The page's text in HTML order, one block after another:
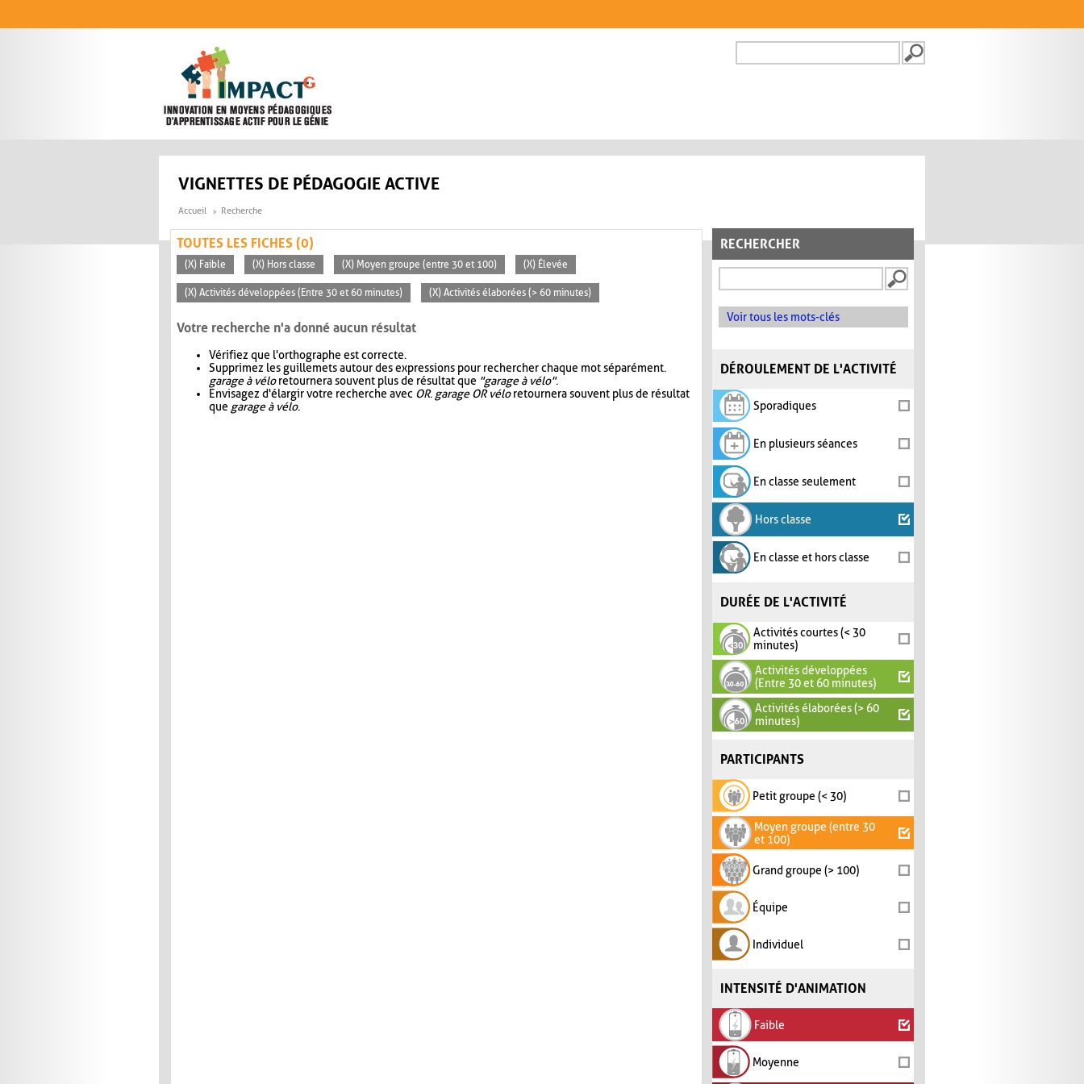
FORMULAIRE DE
VIGNETTES DE PÉDAGOGIE ACTIVE
Accueil Recherche
RECHERCHER
Voir tous les mots-clés
DÉROULEMENT DE L'ACTIVITÉ
Sporadiques
En plusieurs séances
En classe seulement
Hors classe
En classe et hors classe
DURÉE DE L'ACTIVITÉ
Activités courtes (< 30
minutes)
Activités développées
(Entre 30 et 60 minutes)
Activités élaborées (> 60
minutes)
PARTICIPANTS
Petit groupe (< 30)
Moyen groupe (entre 30
et 100)
Grand groupe (> 100)
Équipe
Individuel
INTENSITÉ D'ANIMATION
Faible
Moyenne
TOUTES LES FICHES (0)
(X) Faible (X) Hors classe (X) Moyen groupe (entre 30 et 100) (X) Élevée
(X) Activités développées (Entre 30 et 60 minutes) (X) Activités élaborées (> 60 minutes)
Votre recherche n'a donné aucun résultat
Vérifiez que l'orthographe est correcte.
Supprimez les guillemets autour des expressions pour rechercher chaque mot séparément.
garage à véloretournera souvent plus de résultat que "garage à vélo".
Envisagez d'élargir votre recherche avec OR. garage OR véloretournera souvent plus de résultat
que garage à vélo.